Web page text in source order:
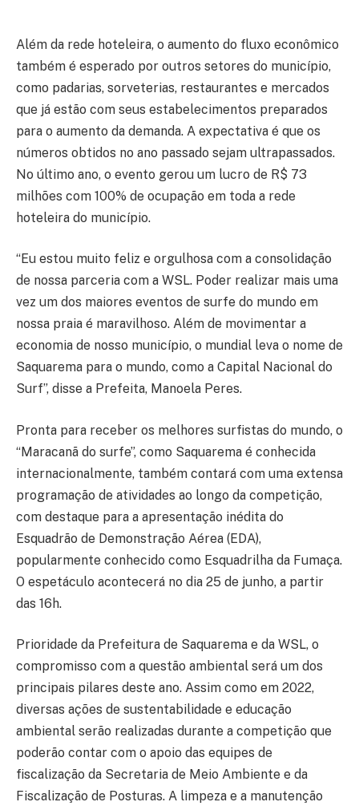
Além da rede hoteleira, o aumento do fluxo econômico
também é esperado por outros setores do município,
como padarias, sorveterias, restaurantes e mercados
que já estão com seus estabelecimentos preparados
para o aumento da demanda. A expectativa é que os
números obtidos no ano passado sejam ultrapassados.
No último ano, o evento gerou um lucro de R$ 73
milhões com 100% de ocupação em toda a rede
hoteleira do município.
“Eu estou muito feliz e orgulhosa com a consolidação
de nossa parceria com a WSL. Poder realizar mais uma
vez um dos maiores eventos de surfe do mundo em
nossa praia é maravilhoso. Além de movimentar a
economia de nosso município, o mundial leva o nome de
Saquarema para o mundo, como a Capital Nacional do
Surf”, disse a Prefeita, Manoela Peres.
Pronta para receber os melhores surfistas do mundo, o
“Maracanã do surfe”, como Saquarema é conhecida
internacionalmente, também contará com uma extensa
programação de atividades ao longo da competição,
com destaque para a apresentação inédita do
Esquadrão de Demonstração Aérea (EDA),
popularmente conhecido como Esquadrilha da Fumaça.
O espetáculo acontecerá no dia 25 de junho, a partir
das 16h.
Prioridade da Prefeitura de Saquarema e da WSL, o
compromisso com a questão ambiental será um dos
principais pilares deste ano. Assim como em 2022,
diversas ações de sustentabilidade e educação
ambiental serão realizadas durante a competição que
poderão contar com o apoio das equipes de
fiscalização da Secretaria de Meio Ambiente e da
Fiscalização de Posturas. A limpeza e a manutenção